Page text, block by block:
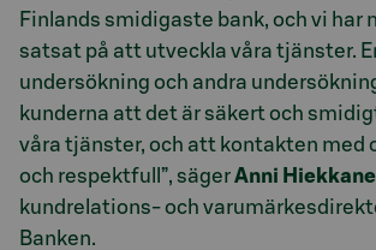
Finlands smidigaste bank, och vi har
satsat på att utveckla våra tjänster.
undersökning och andra
kunderna att det är säkert och
våra tjänster, och att kontakten med
och respektfull”, sägerAnni
kundrelations- och
Banken.